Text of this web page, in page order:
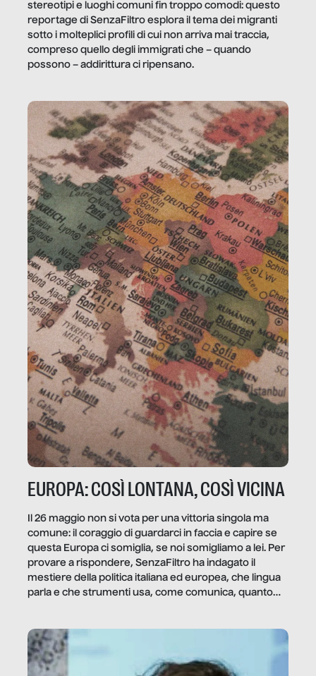
stereotipi e luoghi comuni fin troppo comodi: questo
reportage di SenzaFiltro esplora il tema dei migranti
sotto i molteplici profili di cui non arriva mai traccia,
compreso quello degli immigrati che – quando
possono – addirittura ci ripensano.
EUROPA: COSÌ LONTANA, COSÌ VICINA
Il 26 maggio non si vota per una vittoria singola ma
comune: il coraggio di guardarci in faccia e capire se
questa Europa ci somiglia, se noi somigliamo a lei. Per
provare a rispondere, SenzaFiltro ha indagato il
mestiere della politica italiana ed europea, che lingua
parla e che strumenti usa, come comunica, quanto